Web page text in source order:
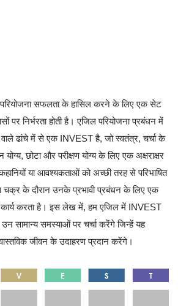
परियोजना सफलता के हासिल करने के लिए एक सेट
पर निर्भरता होती है। एजिल परियोजना प्रबंधन में
वाले ढांचे में से एक INVEST है, जो स्वतंत्र, चर्चा के
छोटा और परीक्षण योग्य के लिए एक अक्षराक्षर
या आवश्यकताओं को अच्छी तरह से परिभाषित
के दौरान उनके प्रभावी प्रबंधन के लिए एक
करता है। इस लेख में, हम एजिल में INVEST
सामान्य समस्याओं पर चर्चा करेंगे जिन्हें यह
जीवन के उदाहरण प्रदान करेंगे।